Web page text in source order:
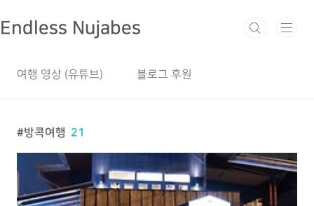
Endless Nujabes
여행 영상 (유튜브) 블로그 후원
방콕여행 21